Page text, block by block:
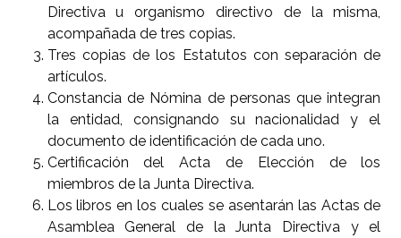
Directiva u organismo directivo de la misma,
acompañada de tres copias.
Tres copias de los Estatutos con separación de
artículos.
Constancia de Nómina de personas que integran
la entidad, consignando su nacionalidad y el
documento de identificación de cada uno.
Certificación del Acta de Elección de los
miembros de la Junta Directiva.
Los libros en los cuales se asentarán las Actas de
Asamblea General de la Junta Directiva y el